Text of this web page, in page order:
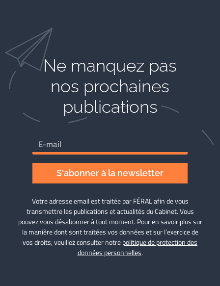
Ne manquez pas
nos prochaines
publications
S'abonner à la newsletter
Votre adresse email est traitée par FÉRAL afin de vous
transmettre les publications et actualités du Cabinet. Vous
pouvez vous désabonner à tout moment. Pour en savoir plus sur
la manière dont sont traitées vos données et sur l’exercice de
vos droits, veuillez consulter notrepolitique de protection des
données personnelles.